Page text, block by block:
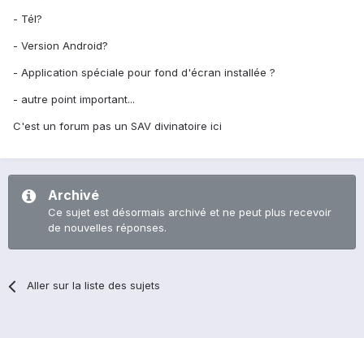
- Tél?
- Version Android?
- Application spéciale pour fond d'écran installée ?
- autre point important...
C'est un forum pas un SAV divinatoire ici
Archivé
Ce sujet est désormais archivé et ne peut plus recevoir
de nouvelles réponses.
Aller sur la liste des sujets